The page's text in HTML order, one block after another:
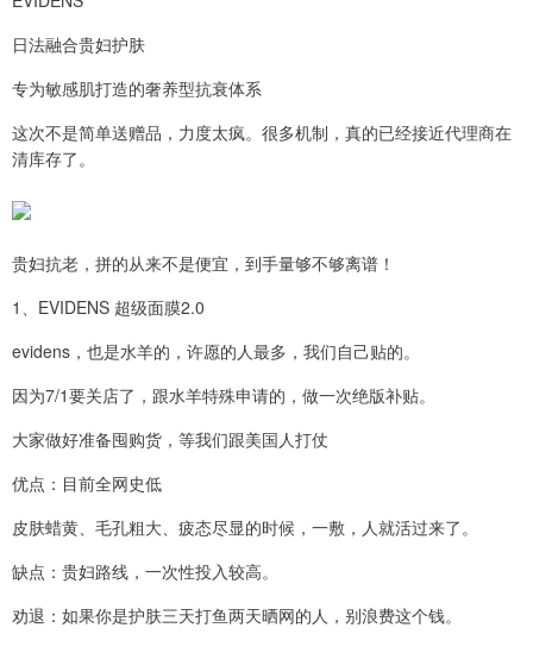
日法融合贵妇护肤
专为敏感肌打造的奢养型抗衰体系
这次不是简单送赠品，力度太疯。很多机制，真的已经接近代理商在
清库存了。
贵妇抗老，拼的从来不是便宜，到手量够不够离谱！
1、EVIDENS 超级面膜2.0
evidens，也是水羊的，许愿的人最多，我们自己贴的。
因为7/1要关店了，跟水羊特殊申请的，做一次绝版补贴。
大家做好准备囤购货，等我们跟美国人打仗
优点：目前全网史低
皮肤蜡黄、毛孔粗大、疲态尽显的时候，一敷，人就活过来了。
缺点：贵妇路线，一次性投入较高。
劝退：如果你是护肤三天打鱼两天晒网的人，别浪费这个钱。